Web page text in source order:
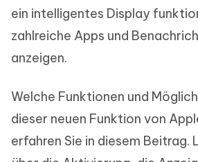
ein intelligentes Display
zahlreiche Apps und
anzeigen.
Welche Funktionen und
dieser neuen Funktion von
erfahren Sie in diesem Beitrag.